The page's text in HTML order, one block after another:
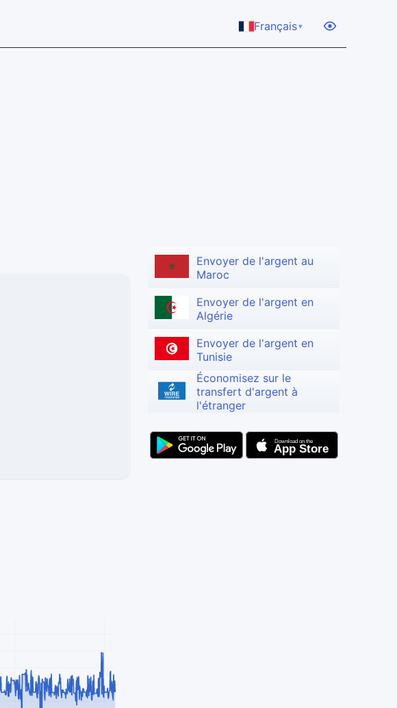
Français▾
Envoyer de l'argent au
Maroc
Envoyer de l'argent en
Algérie
Envoyer de l'argent en
Tunisie
Économisez sur le
transfert d'argent à
l'étranger